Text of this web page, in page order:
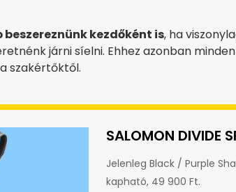
kezdőként is, ha
járni síelni. Ehhez azonban
szakértőktől.
SALOMON DIVIDE
Jelenleg Black / Purple
kapható, 49 900 Ft.